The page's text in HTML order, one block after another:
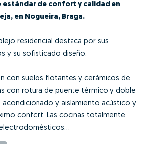
estándar de confort y calidad en
en Nogueira, Braga.
residencial destaca por sus
y su sofisticado diseño.
con suelos flotantes y cerámicos de
con rotura de puente térmico y doble
acondicionado y aislamiento acústico y
confort. Las cocinas totalmente